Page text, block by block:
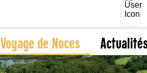
Voyage de Noces